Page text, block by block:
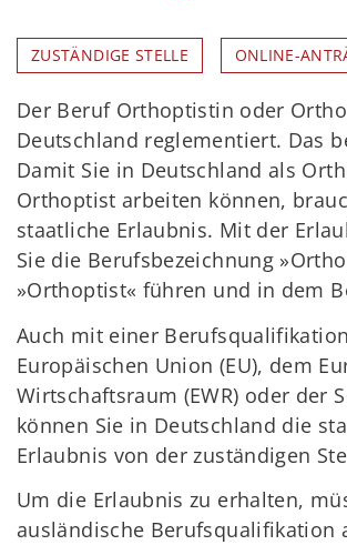
ZUSTÄNDIGE STELLE ONLINE-
Der Beruf Orthoptistin oder
Deutschland reglementiert. Das
Damit Sie in Deutschland als
Orthoptist arbeiten können,
staatliche Erlaubnis. Mit der
Sie die Berufsbezeichnung
»Orthoptist« führen und in dem
Auch mit einer
Europäischen Union (EU), dem
Wirtschaftsraum (EWR) oder der
können Sie in Deutschland die
Erlaubnis von der zuständigen
Um die Erlaubnis zu erhalten,
ausländische Berufsqualifikation